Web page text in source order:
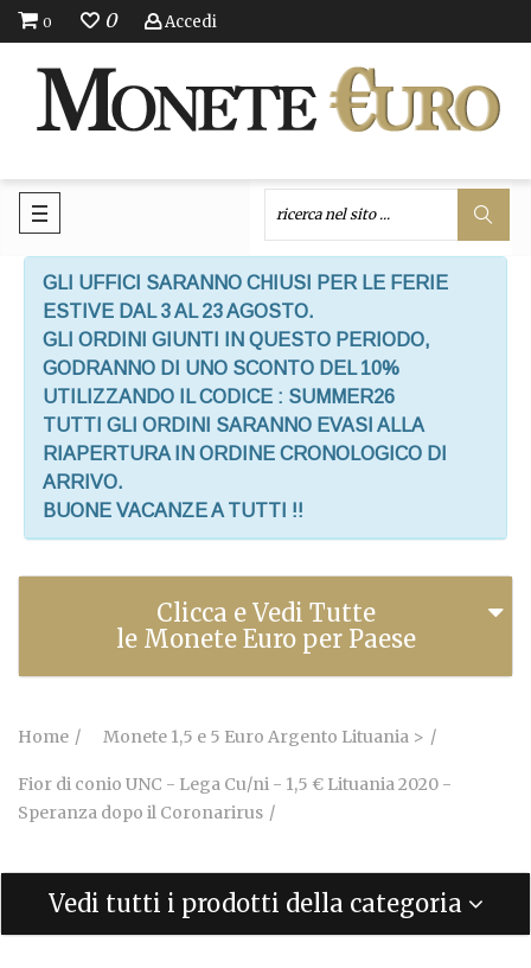
0 0 Accedi
GLI UFFICI SARANNO CHIUSI PER LE FERIE
ESTIVE DAL 3 AL 23 AGOSTO.
GLI ORDINI GIUNTI IN QUESTO PERIODO,
GODRANNO DI UNO SCONTO DEL 10%
UTILIZZANDO IL CODICE : SUMMER26
TUTTI GLI ORDINI SARANNO EVASI ALLA
RIAPERTURA IN ORDINE CRONOLOGICO DI
ARRIVO.
BUONE VACANZE A TUTTI !!
Clicca e Vedi Tutte
le Monete Euro per Paese
Home Monete 1,5 e 5 Euro Argento Lituania >
Fior di conio UNC - Lega Cu/ni - 1,5 € Lituania 2020 -
Speranza dopo il Coronarirus
Vedi tutti i prodotti della categoria